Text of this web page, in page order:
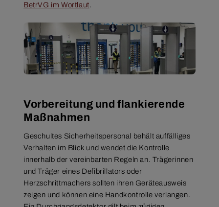
BetrVG im Wortlaut.
Vorbereitung und flankierende
Maßnahmen
Geschultes Sicherheitspersonal behält auffälliges
Verhalten im Blick und wendet die Kontrolle
innerhalb der vereinbarten Regeln an. Trägerinnen
und Träger eines Defibrillators oder
Herzschrittmachers sollten ihren Geräteausweis
zeigen und können eine Handkontrolle verlangen.